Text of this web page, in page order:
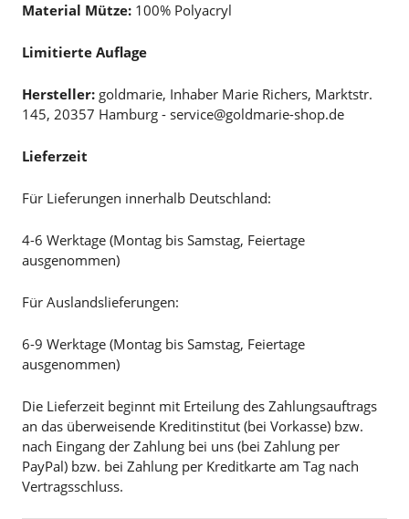
Material Mütze: 100% Polyacryl
Limitierte Auflage
Hersteller: goldmarie, Inhaber Marie Richers, Marktstr.
145, 20357 Hamburg - service@goldmarie-shop.de
Lieferzeit
Für Lieferungen innerhalb Deutschland:
4-6 Werktage (Montag bis Samstag, Feiertage
ausgenommen)
Für Auslandslieferungen:
6-9 Werktage (Montag bis Samstag, Feiertage
ausgenommen)
Die Lieferzeit beginnt mit Erteilung des Zahlungsauftrags
an das überweisende Kreditinstitut (bei Vorkasse) bzw.
nach Eingang der Zahlung bei uns (bei Zahlung per
PayPal) bzw. bei Zahlung per Kreditkarte am Tag nach
Vertragsschluss.